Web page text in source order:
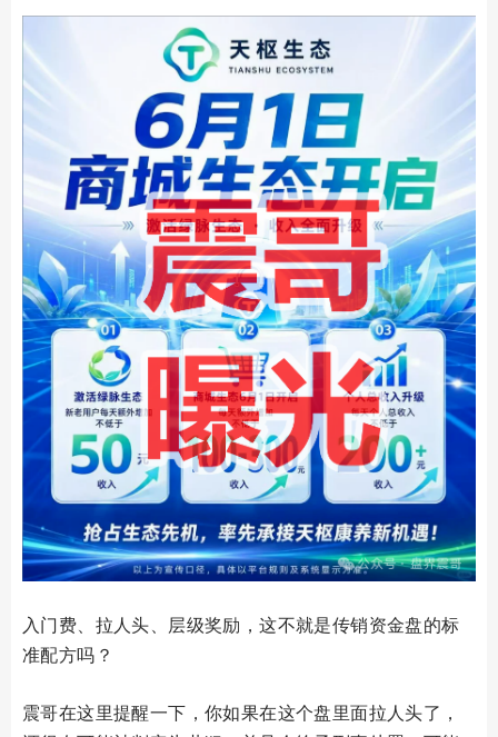
入门费、拉人头、层级奖励，这不就是传销资金盘的标
准配方吗？
震哥在这里提醒一下，你如果在这个盘里面拉人头了，